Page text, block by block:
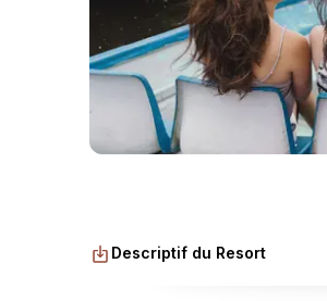
Descriptif du Resort